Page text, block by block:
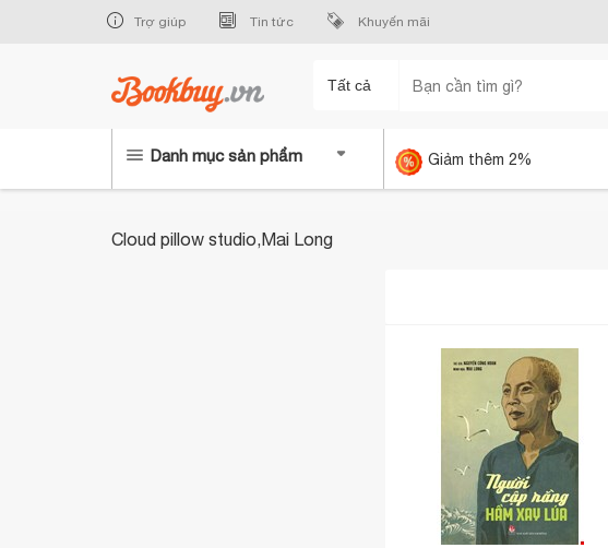
Trợ giúp Tin tức Khuyến mãi
Tất cả
Danh mục sản phẩm Giảm thêm 2%
Cloud pillow studio,Mai Long